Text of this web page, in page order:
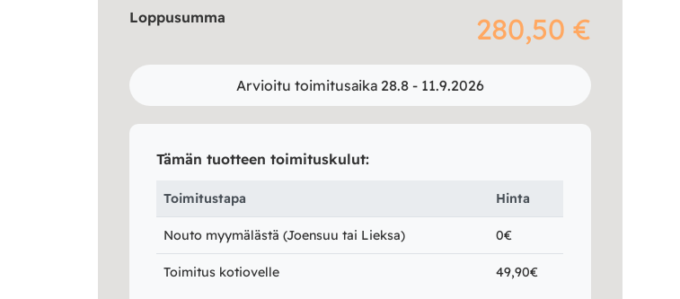
Loppusumma 280,50 €
Arvioitu toimitusaika 28.8 - 11.9.2026
Tämän tuotteen toimituskulut:
Toimitustapa Hinta
Nouto myymälästä (Joensuu tai Lieksa) 0€
Toimitus kotiovelle 49,90€